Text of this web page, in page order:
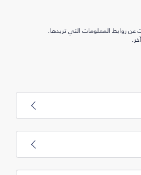
عن روابط المعلومات التي تريدها.